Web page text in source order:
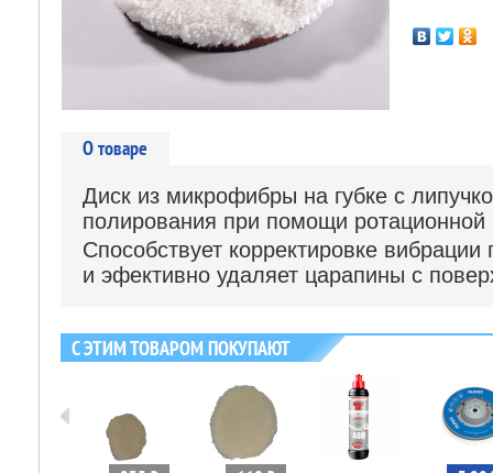
О товаре
Диск из микрофибры на губке с
полирования при помощи
Способствует корректировке
и эфективно удаляет царапины с
С ЭТИМ ТОВАРОМ ПОКУПАЮТ